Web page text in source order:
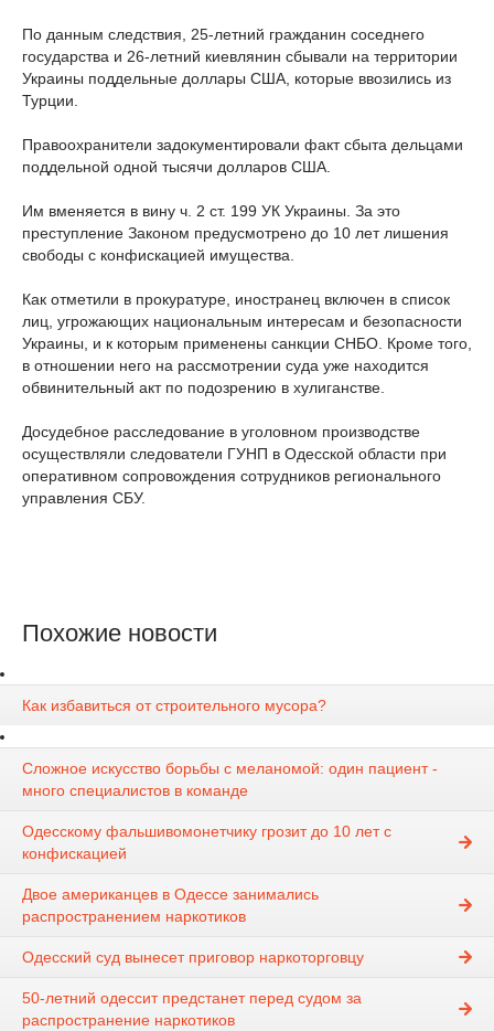
По данным следствия, 25-летний гражданин соседнего
государства и 26-летний киевлянин сбывали на территории
Украины поддельные доллары США, которые ввозились из
Турции.
Правоохранители задокументировали факт сбыта дельцами
поддельной одной тысячи долларов США.
Им вменяется в вину ч. 2 ст. 199 УК Украины. За это
преступление Законом предусмотрено до 10 лет лишения
свободы с конфискацией имущества.
Как отметили в прокуратуре, иностранец включен в список
лиц, угрожающих национальным интересам и безопасности
Украины, и к которым применены санкции СНБО. Кроме того,
в отношении него на рассмотрении суда уже находится
обвинительный акт по подозрению в хулиганстве.
Досудебное расследование в уголовном производстве
осуществляли следователи ГУНП в Одесской области при
оперативном сопровождения сотрудников регионального
управления СБУ.
Похожие новости
Как избавиться от строительного мусора?
Сложное искусство борьбы с меланомой: один пациент -
много специалистов в команде
Одесскому фальшивомонетчику грозит до 10 лет с
конфискацией
Двое американцев в Одессе занимались
распространением наркотиков
Одесский суд вынесет приговор наркоторговцу
50-летний одессит предстанет перед судом за
распространение наркотиков